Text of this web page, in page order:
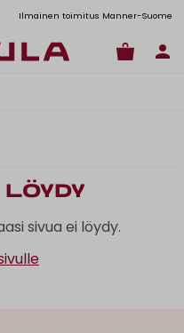
Ilmainen toimitus Manner-Suomeen yli
löydy
sivua ei löydy.